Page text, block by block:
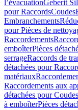
l’évacuationGeberit
pour RaccordsCoudes
Embranchements
pour Pièces de
Raccordements
emboîterPièces
serrageRaccords de
détachées pour
matériaux
Raccordements aux
détachées pour
à emboîterPièces